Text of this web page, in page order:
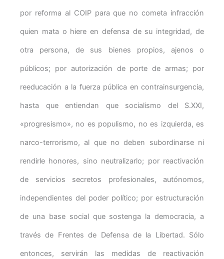
por reforma al COIP para que no cometa infracción
quien mata o hiere en defensa de su integridad, de
otra persona, de sus bienes propios, ajenos o
públicos; por autorización de porte de armas; por
reeducación a la fuerza pública en contrainsurgencia,
hasta que entiendan que socialismo del S.XXI,
«progresismo», no es populismo, no es izquierda, es
narco-terrorismo, al que no deben subordinarse ni
rendirle honores, sino neutralizarlo; por reactivación
de servicios secretos profesionales, autónomos,
independientes del poder político; por estructuración
de una base social que sostenga la democracia, a
través de Frentes de Defensa de la Libertad. Sólo
entonces, servirán las medidas de reactivación